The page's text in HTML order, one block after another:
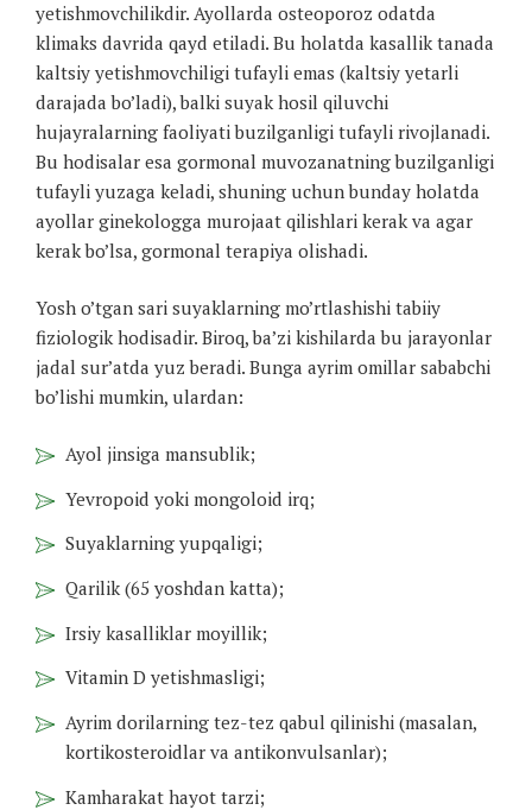
yetishmovchilikdir. Ayollarda osteoporoz odatda
klimaks davrida qayd etiladi. Bu holatda kasallik tanada
kaltsiy yetishmovchiligi tufayli emas (kaltsiy yetarli
darajada bo’ladi), balki suyak hosil qiluvchi
hujayralarning faoliyati buzilganligi tufayli rivojlanadi.
Bu hodisalar esa gormonal muvozanatning buzilganligi
tufayli yuzaga keladi, shuning uchun bunday holatda
ayollar ginekologga murojaat qilishlari kerak va agar
kerak bo’lsa, gormonal terapiya olishadi.
Yosh o’tgan sari suyaklarning mo’rtlashishi tabiiy
fiziologik hodisadir. Biroq, ba’zi kishilarda bu jarayonlar
jadal sur’atda yuz beradi. Bunga ayrim omillar sababchi
bo’lishi mumkin, ulardan:
Ayol jinsiga mansublik;
Yevropoid yoki mongoloid irq;
Suyaklarning yupqaligi;
Qarilik (65 yoshdan katta);
Irsiy kasalliklar moyillik;
Vitamin D yetishmasligi;
Ayrim dorilarning tez-tez qabul qilinishi (masalan,
kortikosteroidlar va antikonvulsanlar);
Kamharakat hayot tarzi;